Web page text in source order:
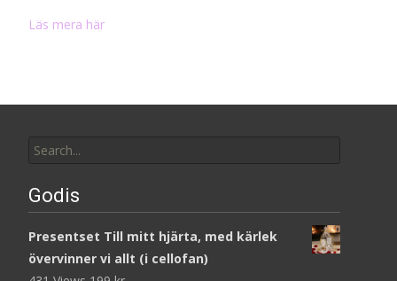
Läs mera här
for:
Godis
Presentset Till mitt hjärta, med kärlek
övervinner vi allt (i cellofan)